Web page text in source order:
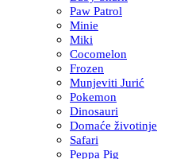
Paw Patrol
Minie
Miki
Cocomelon
Frozen
Munjeviti Jurić
Pokemon
Dinosauri
Domaće životinje
Safari
Peppa Pig